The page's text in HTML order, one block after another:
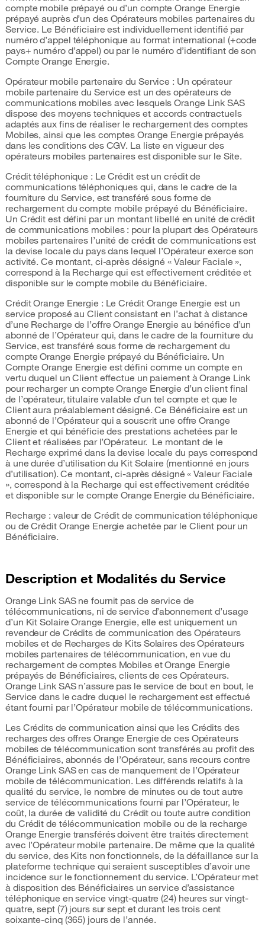
compte mobile prépayé ou d’un compte Orange Energie
prépayé auprès d’un des Opérateurs mobiles partenaires du
Service. Le Bénéficiaire est individuellement identifié par
numéro d’appel téléphonique au format international (+code
pays+ numéro d’appel) ou par le numéro d’identifiant de son
Compte Orange Energie.
Opérateur mobile partenaire du Service : Un opérateur
mobile partenaire du Service est un des opérateurs de
communications mobiles avec lesquels Orange Link SAS
dispose des moyens techniques et accords contractuels
adaptés aux fins de réaliser le rechargement des comptes
Mobiles, ainsi que les comptes Orange Energie prépayés
dans les conditions des CGV. La liste en vigueur des
opérateurs mobiles partenaires est disponible sur le Site.
Crédit téléphonique : Le Crédit est un crédit de
communications téléphoniques qui, dans le cadre de la
fourniture du Service, est transféré sous forme de
rechargement du compte mobile prépayé du Bénéficiaire.
Un Crédit est défini par un montant libellé en unité de crédit
de communications mobiles : pour la plupart des Opérateurs
mobiles partenaires l’unité de crédit de communications est
la devise locale du pays dans lequel l’Opérateur exerce son
activité. Ce montant, ci-après désigné « Valeur Faciale »,
correspond à la Recharge qui est effectivement créditée et
disponible sur le compte mobile du Bénéficiaire.
Crédit Orange Energie : Le Crédit Orange Energie est un
service proposé au Client consistant en l’achat à distance
d’une Recharge de l’offre Orange Energie au bénéfice d’un
abonné de l’Opérateur qui, dans le cadre de la fourniture du
Service, est transféré sous forme de rechargement du
compte Orange Energie prépayé du Bénéficiaire. Un
Compte Orange Energie est défini comme un compte en
vertu duquel un Client effectue un paiement à Orange Link
pour recharger un compte Orange Energie d’un client final
de l’opérateur, titulaire valable d’un tel compte et que le
Client aura préalablement désigné. Ce Bénéficiaire est un
abonné de l’Opérateur qui a souscrit une offre Orange
Energie et qui bénéficie des prestations achetées par le
Client et réalisées par l’Opérateur. Le montant de le
Recharge exprimé dans la devise locale du pays correspond
à une durée d’utilisation du Kit Solaire (mentionné en jours
d’utilisation). Ce montant, ci-après désigné « Valeur Faciale
», correspond à la Recharge qui est effectivement créditée
et disponible sur le compte Orange Energie du Bénéficiaire.
Recharge : valeur de Crédit de communication téléphonique
ou de Crédit Orange Energie achetée par le Client pour un
Bénéficiaire.
Description et Modalités du Service
Orange Link SAS ne fournit pas de service de
télécommunications, ni de service d’abonnement d’usage
d’un Kit Solaire Orange Energie, elle est uniquement un
revendeur de Crédits de communication des Opérateurs
mobiles et de Recharges de Kits Solaires des Opérateurs
mobiles partenaires de télécommunication, en vue du
rechargement de comptes Mobiles et Orange Energie
prépayés de Bénéficiaires, clients de ces Opérateurs.
Orange Link SAS n’assure pas le service de bout en bout, le
Service dans le cadre duquel le rechargement est effectué
étant fourni par l’Opérateur mobile de télécommunications.
Les Crédits de communication ainsi que les Crédits des
recharges des offres Orange Energie de ces Opérateurs
mobiles de télécommunication sont transférés au profit des
Bénéficiaires, abonnés de l’Opérateur, sans recours contre
Orange Link SAS en cas de manquement de l’Opérateur
mobile de télécommunication. Les différends relatifs à la
qualité du service, le nombre de minutes ou de tout autre
service de télécommunications fourni par l’Opérateur, le
coût, la durée de validité du Crédit ou toute autre condition
du Crédit de télécommunication mobile ou de la recharge
Orange Energie transférés doivent être traités directement
avec l’Opérateur mobile partenaire. De même que la qualité
du service, des Kits non fonctionnels, de la défaillance sur la
plateforme technique qui seraient susceptibles d’avoir une
incidence sur le fonctionnement du service. L’Opérateur met
à disposition des Bénéficiaires un service d’assistance
téléphonique en service vingt-quatre (24) heures sur vingt-
quatre, sept (7) jours sur sept et durant les trois cent
soixante-cinq (365) jours de l’année.